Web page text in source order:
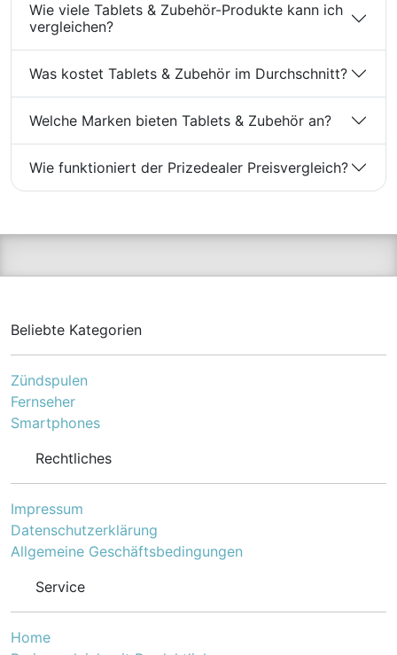
Wie viele Tablets & Zubehör-Produkte kann ich
vergleichen?
Was kostet Tablets & Zubehör im Durchschnitt?
Welche Marken bieten Tablets & Zubehör an?
Wie funktioniert der Prizedealer Preisvergleich?
Beliebte Kategorien
Zündspulen
Fernseher
Smartphones
Rechtliches
Impressum
Datenschutzerklärung
Allgemeine Geschäftsbedingungen
Service
Home